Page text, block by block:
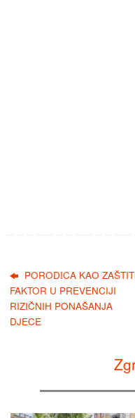
PORODICA KAO
FAKTOR U PREVENCIJI
RIZIČNIH PONAŠANJA
DJECE